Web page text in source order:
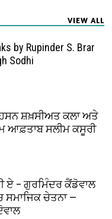
VIEW ALL
by Rupinder S. Brar
Sodhi
ਸ਼ਖ਼ਸੀਅਤ ਕਲਾ ਅਤੇ
ਆਫ਼ਤਾਬ ਸਲੀਮ ਕਸੂਰੀ
ਏ – ਗੁਰਮਿੰਦਰ ਕੈਂਡੋਵਾਲ
ਸਮਾਜਿਕ ਚੇਤਨਾ —